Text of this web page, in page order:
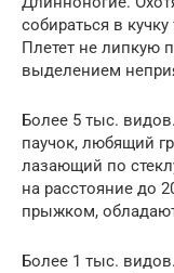
собираться в
Плетет не липкую
выделением
Более 5 тыс.
паучок, любящий
лазающий по
на расстояние до
прыжком,
Более 1 тыс.